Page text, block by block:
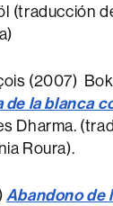
(traducción
(2007)
de la blanca
Dharma.
Roura).
Abandono de